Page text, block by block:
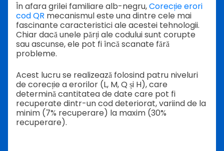
În afara grilei familiare alb-negru,Corecție erori
cod QR mecanismul este una dintre cele mai
fascinante caracteristici ale acestei tehnologii.
Chiar dacă unele părți ale codului sunt corupte
sau ascunse, ele pot fi încă scanate fără
probleme.
Acest lucru se realizează folosind patru niveluri
de corecție a erorilor (L, M, Q și H), care
determină cantitatea de date care pot fi
recuperate dintr-un cod deteriorat, variind de la
minim (7% recuperare) la maxim (30%
recuperare).